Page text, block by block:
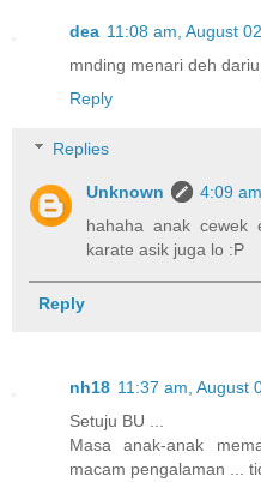
dea 11:08 am, August
mnding menari deh
Reply
Replies
Unknown
4:09
hahaha anak cewek
karate asik juga lo :P
Reply
nh18 11:37 am, August
Setuju BU ...
Masa anak-anak
macam pengalaman ...